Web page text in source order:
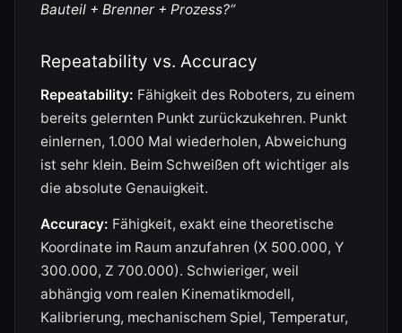
Bauteil + Brenner + Prozess?“
Repeatability vs. Accuracy
Repeatability: Fähigkeit des Roboters, zu einem
bereits gelernten Punkt zurückzukehren. Punkt
einlernen, 1.000 Mal wiederholen, Abweichung
ist sehr klein. Beim Schweißen oft wichtiger als
die absolute Genauigkeit.
Accuracy: Fähigkeit, exakt eine theoretische
Koordinate im Raum anzufahren (X 500.000, Y
300.000, Z 700.000). Schwieriger, weil
abhängig vom realen Kinematikmodell,
Kalibrierung, mechanischem Spiel, Temperatur,